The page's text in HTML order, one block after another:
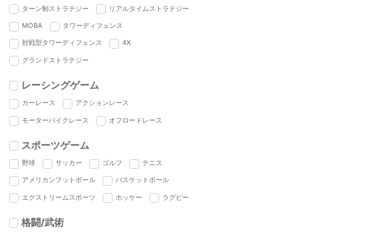
ターン制ストラテジー リアルタイムストラテジー
MOBA タワーディフェンス
対戦型タワーディフェンス 4X
グランドストラテジー
レーシングゲーム
カーレース アクションレース
モーターバイクレース オフロードレース
スポーツゲーム
野球 サッカー ゴルフ テニス
アメリカンフットボール バスケットボール
エクストリームスポーツ ホッケー ラグビー
格闘/武術